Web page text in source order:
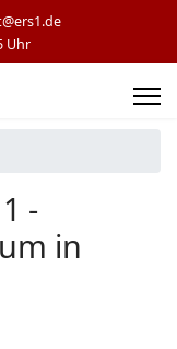
Uhr
-
in